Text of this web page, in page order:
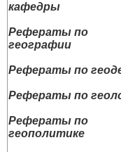
кафедры
Рефераты по
географии
Рефераты по
Рефераты по
Рефераты по
геополитике